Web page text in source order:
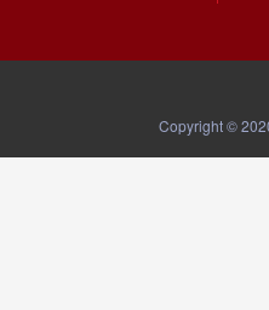
Copyright ©